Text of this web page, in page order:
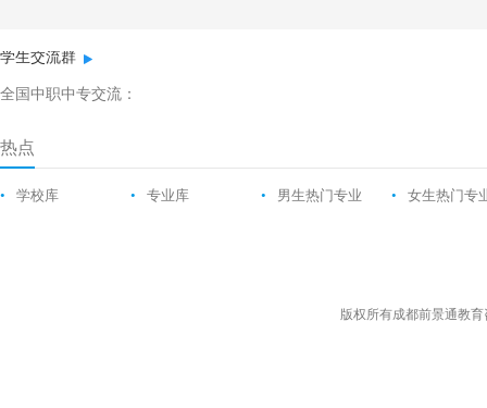
学生交流群
全国中职中专交流：
热点
• 学校库 • 专业库 • 男生热门专业 • 女生热门专
版权所有成都前景通教